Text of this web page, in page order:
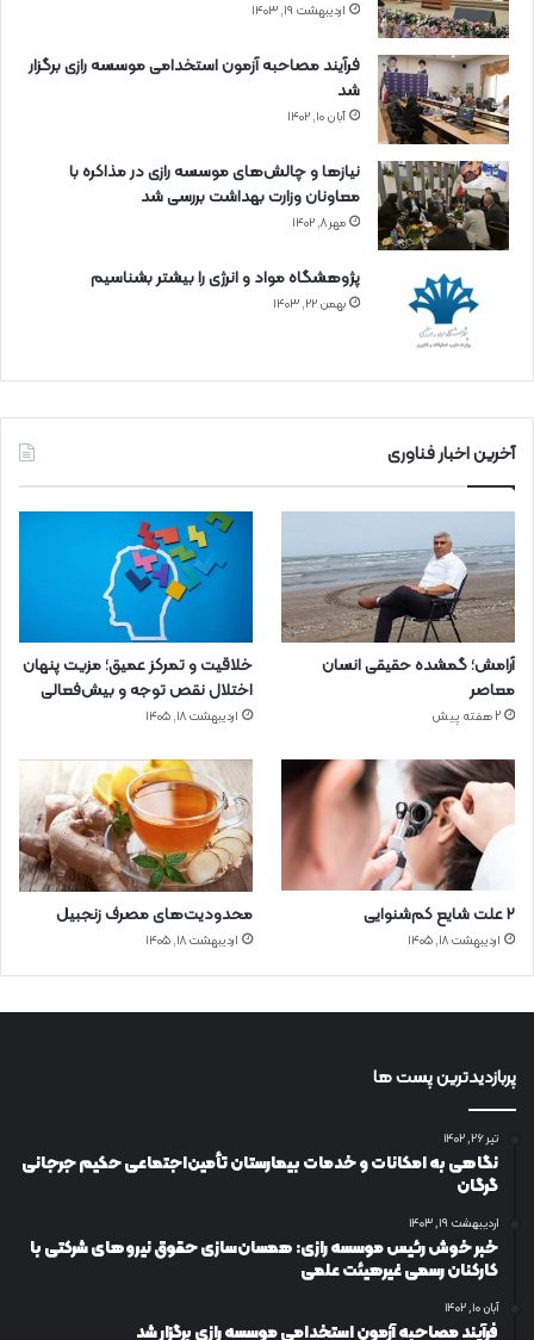
اردیبهشت ۱۹, ۱۴۰۳
فرآیند مصاحبه آزمون استخدامی موسسه رازی برگزار
شد
آبان ۱۰, ۱۴۰۲
نیازها و چالش‌های موسسه رازی در مذاکره با
معاونان وزارت بهداشت بررسی شد
مهر ۸, ۱۴۰۲
پژوهشگاه مواد و انرژی را بیشتر بشناسیم
بهمن ۲۲, ۱۴۰۳
آخرین اخبار فناوری
آرامش؛ گمشده حقیقی انسان
معاصر
2 هفته پیش
خلاقیت و تمرکز عمیق؛ مزیت پنهان
اختلال نقص توجه و بیش‌فعالی
اردیبهشت ۱۸, ۱۴۰۵
۲ علت شایع‌ کم‌شنوایی
اردیبهشت ۱۸, ۱۴۰۵
محدودیت‌های مصرف زنجبیل
اردیبهشت ۱۸, ۱۴۰۵
پربازدیدترین پست ها
تیر ۲۶, ۱۴۰۲
نگاهی به امکانات و خدمات بیمارستان تأمین‌اجتماعی حکیم جرجانی
گرگان
اردیبهشت ۱۹, ۱۴۰۳
خبر خوش رئیس موسسه رازی: همسان‌سازی حقوق نیروهای شرکتی با
کارکنان رسمی غیرهیئت علمی
آبان ۱۰, ۱۴۰۲
فرآیند مصاحبه آزمون استخدامی موسسه رازی برگزار شد